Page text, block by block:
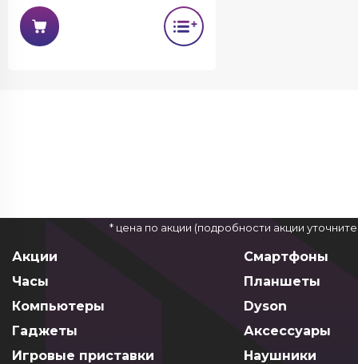
* цена по акции (подробности акции
Акции
Смартфоны
Часы
Планшеты
Компьютеры
Dyson
Гаджеты
Аксессуары
Игровые приставки
Наушники